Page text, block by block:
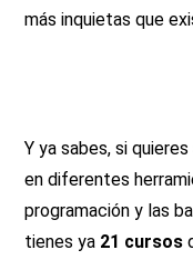
más inquietas que
Y ya sabes, si
en diferentes
programación y las
tienes ya 21 cursos